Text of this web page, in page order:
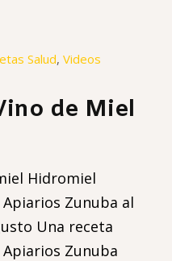
Salud,Videos
de Miel
Hidromiel
Zunuba al
Una receta
Zunuba